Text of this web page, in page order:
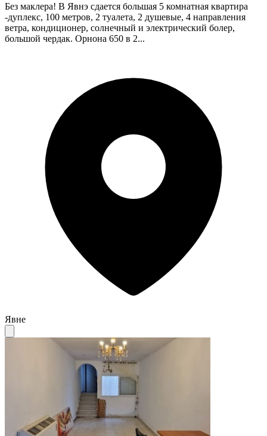
Без маклера! В Явнэ сдается большая 5 комнатная квартира
-дуплекс, 100 метров, 2 туалета, 2 душевые, 4 направления
ветра, кондиционер, солнечный и электрический болер,
большой чердак. Орнона 650 в 2...
Явне